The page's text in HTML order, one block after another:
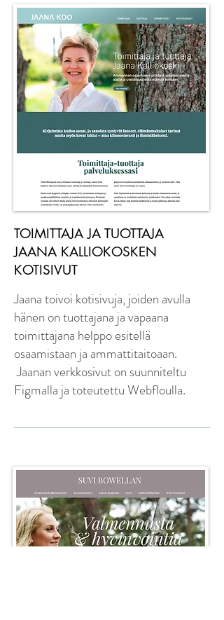
TOIMITTAJA JA TUOTTAJA
JAANA KALLIOKOSKEN
KOTISIVUT
Jaana toivoi kotisivuja, joiden avulla
hänen on tuottajana ja vapaana
toimittajana helppo esitellä
osaamistaan ja ammattitaitoaan.
Jaanan verkkosivut on suunniteltu
Figmalla ja toteutettu Webfloulla.